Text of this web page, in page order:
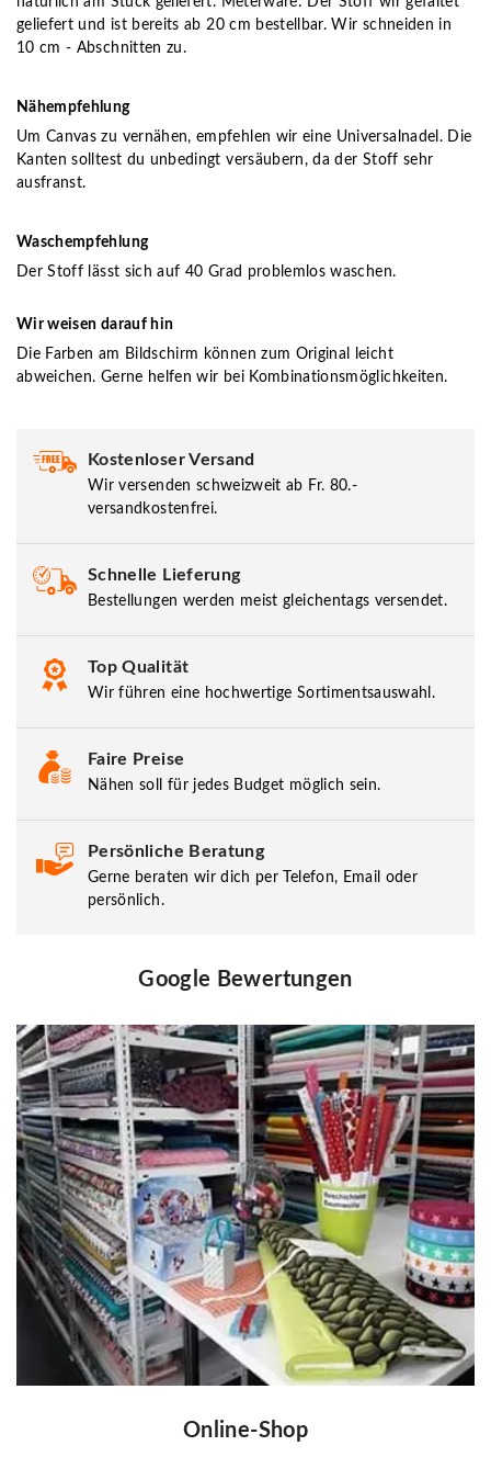
geliefert und ist bereits ab 20 cm bestellbar. Wir schneiden in
10 cm - Abschnitten zu.
Nähempfehlung
Um Canvas zu vernähen, empfehlen wir eine Universalnadel. Die
Kanten solltest du unbedingt versäubern, da der Stoff sehr
ausfranst.
Waschempfehlung
Der Stoff lässt sich auf 40 Grad problemlos waschen.
Wir weisen darauf hin
Die Farben am Bildschirm können zum Original leicht
abweichen. Gerne helfen wir bei Kombinationsmöglichkeiten.
Kostenloser Versand
Wir versenden schweizweit ab Fr. 80.-
versandkostenfrei.
Schnelle Lieferung
Bestellungen werden meist gleichentags versendet.
Top Qualität
Wir führen eine hochwertige Sortimentsauswahl.
Faire Preise
Nähen soll für jedes Budget möglich sein.
Persönliche Beratung
Gerne beraten wir dich per Telefon, Email oder
persönlich.
Google Bewertungen
Online-Shop